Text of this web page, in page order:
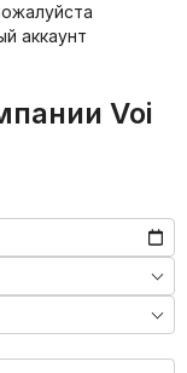
аккаунт
Voi